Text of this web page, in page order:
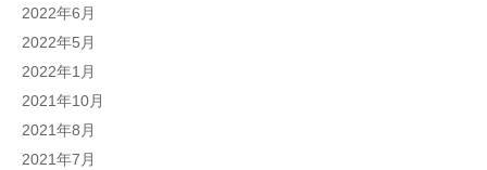
2022年6月
2022年5月
2022年1月
2021年10月
2021年8月
2021年7月